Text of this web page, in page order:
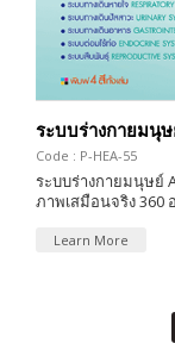
ระบบร่างกายมนุ
Code : P-HEA-55
ระบบร่างกายมนุษย์
ภาพเสมือนจริง 360
Learn More